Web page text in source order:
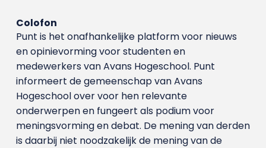
Colofon
Punt is het onafhankelijke platform voor nieuws
en opinievorming voor studenten en
medewerkers van Avans Hoge­school. Punt
informeert de gemeenschap van Avans
Hogeschool over voor hen relevante
onderwerpen en fungeert als podium voor
meningsvorming en debat. De mening van derden
is daarbij niet noodzakelijk de mening van de